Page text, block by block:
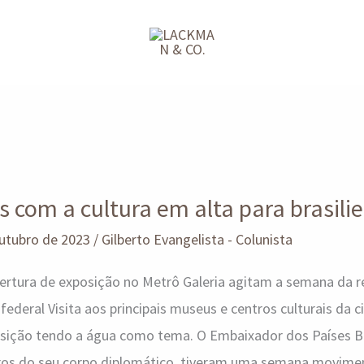
com a cultura em alta para
de 2023 / Gilberto Evangelista - Colunista
de exposição no Metrô Galeria agitam a semana da
Visita aos principais museus e centros culturais da
tendo a água como tema. O Embaixador dos Países